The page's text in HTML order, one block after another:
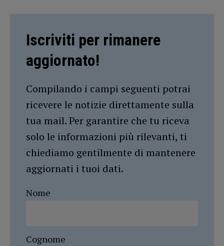
Iscriviti per rimanere
aggiornato!
Compilando i campi seguenti potrai
ricevere le notizie direttamente sulla
tua mail. Per garantire che tu riceva
solo le informazioni più rilevanti, ti
chiediamo gentilmente di mantenere
aggiornati i tuoi dati.
Nome
Cognome